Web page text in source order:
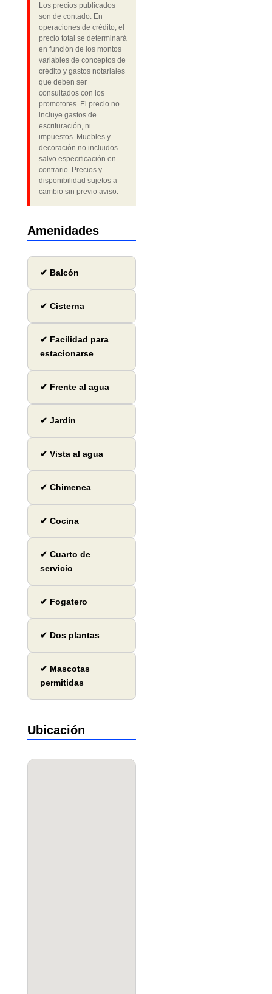
Los precios publicados
son de contado. En
operaciones de crédito, el
precio total se determinará
en función de los montos
variables de conceptos de
crédito y gastos notariales
que deben ser
consultados con los
promotores. El precio no
incluye gastos de
escrituración, ni
impuestos. Muebles y
decoración no incluidos
salvo especificación en
contrario. Precios y
disponibilidad sujetos a
cambio sin previo aviso.
Amenidades
✔ Balcón
✔ Cisterna
✔ Facilidad para
estacionarse
✔ Frente al agua
✔ Jardín
✔ Vista al agua
✔ Chimenea
✔ Cocina
✔ Cuarto de
servicio
✔ Fogatero
✔ Dos plantas
✔ Mascotas
permitidas
Ubicación